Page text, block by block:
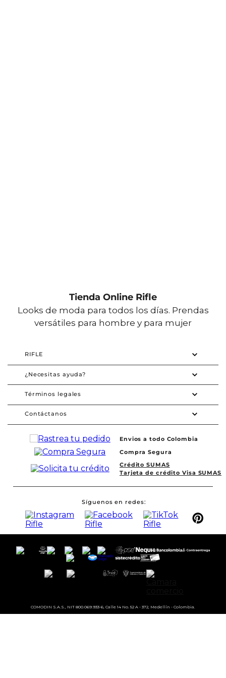
Tienda Online Rifle
Looks de moda para todos los días. Prendas
versátiles para hombre y para mujer
RIFLE
¿Necesitas ayuda?
Términos legales
Contáctanos
Envios a todo Colombia
Compra Segura
Crédito SUMAS
Tarjeta de crédito Visa SUMAS
Síguenos en redes
COMODIN S.A.S., NIT 800.069.933-6, Calle 14 No. 52 A - 372, Medellín - Colombia.